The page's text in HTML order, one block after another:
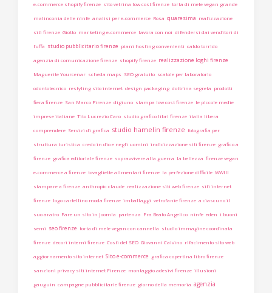
e-commerce shopify firenze sito vetrina low cost firenze torta di mele vegan grande
malinconia delle ninfe analisi per e-commerce Rosa quaresima realizzazione
siti firenze Giotto marketing e-commerce lavora con noi difendersi dai venditori di
fuffa studio pubblicitario firenze piani hosting convenienti caldo torrido
agenzia di comunicazione firenze shopify firenze realizzazione loghi firenze
Maguerite Yourcenar scheda maps SEO gratuito scatole per laboratorio
odontotecnico restyling sito internet design packaging dottrina segreta prodotti
fiera firenze San Marco Firenze digiuno stampa low cost firenze le piccole medie
imprese italiane Tito Lucrezio Caro studio grafico libri firenze italia libera
comprendere Servizi di grafica studio hamelin firenze fotografia per
struttura turistica credo in dio e negli uomini indicizzazione siti firenze grafico a
firenze grafica editoriale firenze sopravvivere alla guerra la bellezza firenze vegan
e-commerce a firenze tovagliette alimentari firenze la perfezione difficile WWIII
stampare a firenze anthropic claude realizzazione siti web firenze siti internet
firenze logo cartellino moda firenze imballaggi vetrofanie firenze a ciascuno il
suo aratro Fare un sito in Joomla partenza Fra Beato Angelico ninfe eden i buoni
semi seo firenze torta di mele vegan con cannella studio immagine coordinata
firenze decori interni firenze Costi del SEO Giovanni Calvino rifacimento sito web
aggiornamento sito internet Sito e-commerce grafica copertina libro firenze
sanzioni privacy siti internet Firenze montaggio adesivi firenze illusioni
gauguin campagne pubblicitarie firenze giorno della memoria agenzia